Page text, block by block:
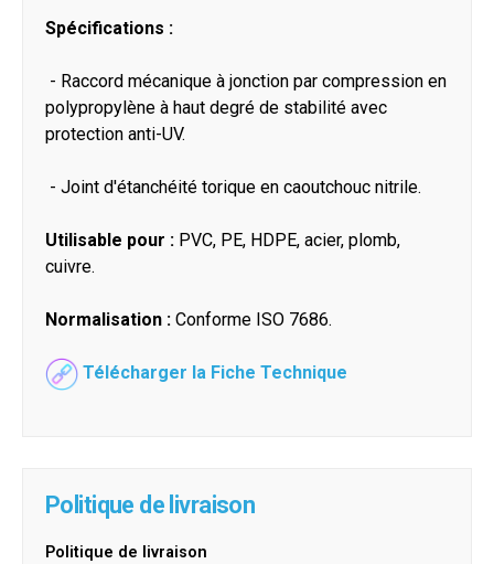
Spécifications :
- Raccord mécanique à jonction par compression en
polypropylène à haut degré de stabilité avec
protection anti-UV.
- Joint d'étanchéité torique en caoutchouc nitrile.
Utilisable pour : PVC, PE, HDPE, acier, plomb,
cuivre.
Normalisation : Conforme ISO 7686.
Télécharger la Fiche Technique
Politique de livraison
Politique de livraison